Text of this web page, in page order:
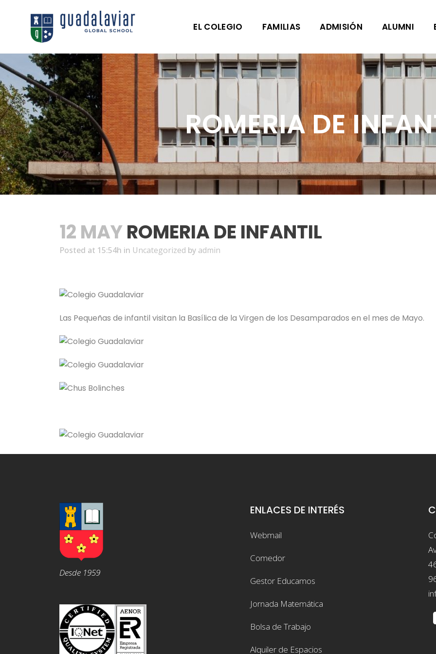
EL COLEGIO FAMILIAS ADMISIÓN ALUMNI
ROMERIA DE
12 MAYROMERIA DE INFANTIL
Posted at 15:54h in Uncategorized by admin
Las Pequeñas de infantil visitan la Basílica de la Virgen de los Desamparados en el mes de Mayo.
Desde 1959
ENLACES DE INTERÉS
Webmail
Comedor
Gestor Educamos
Jornada Matemática
Bolsa de Trabajo
Alquiler de Espacios